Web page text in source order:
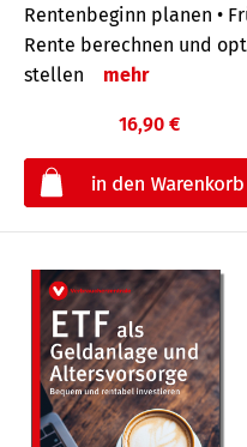
Rentenbeginn planen •
Rente berechnen und
stellen
mehr
16,90 €